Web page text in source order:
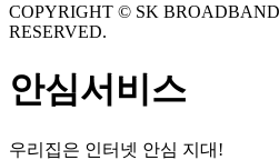
COPYRIGHT © SK
RESERVED.
안심서비스
우리집은 인터넷 안심 지대!